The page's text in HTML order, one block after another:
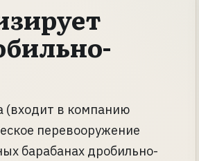
(входит в компанию
перевооружение
барабанах дробильно-